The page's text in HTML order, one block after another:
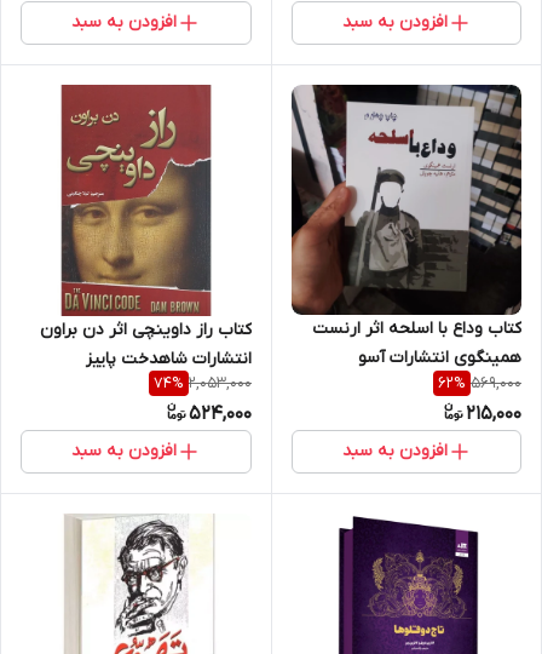
افزودن به سبد افزودن به سبد
کتاب وداع با اسلحه اثر ارنست
همینگوی انتشارات آسو
569,000
62%
215,000
افزودن به سبد
کتاب راز داوینچی اثر دن براون
انتشارات شاهدخت پاییز
2,053,000
74%
524,000
افزودن به سبد